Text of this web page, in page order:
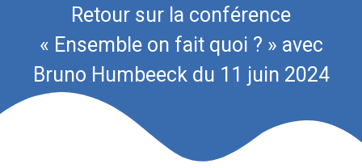
Retour sur la conférence
« Ensemble on fait quoi ? » avec
Bruno Humbeeck du 11 juin 2024